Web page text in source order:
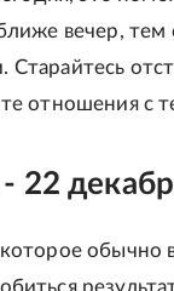
вечер, тем
отношения с
22
обычно